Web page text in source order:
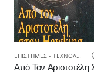
ΕΠΙΣΤΉΜΕΣ - ΤΕΧΝΟΛΟΓΊΑ ,